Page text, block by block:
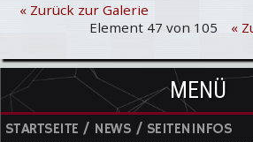
« Zurück zur Galerie
Element 47 von 105
«
MENÜ
STARTSEITE / NEWS / SEITENINFOS